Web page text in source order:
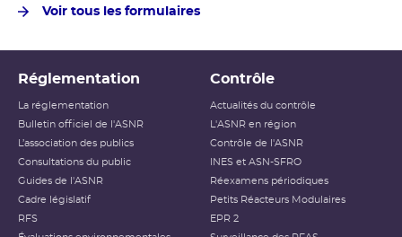
Voir tous les formulaires
Réglementation
La réglementation
Bulletin officiel de l'ASNR
L’association des publics
Consultations du public
Guides de l'ASNR
Cadre législatif
RFS
Contrôle
Actualités du contrôle
L'ASNR en région
Contrôle de l'ASNR
INES et ASN-SFRO
Réexamens périodiques
Petits Réacteurs Modulaires
EPR 2